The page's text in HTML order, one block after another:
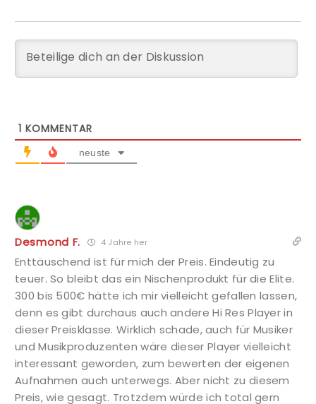
1 KOMMENTAR
neuste
Desmond F. 4 Jahre her
Enttäuschend ist für mich der Preis. Eindeutig zu
teuer. So bleibt das ein Nischenprodukt für die Elite.
300 bis 500€ hätte ich mir vielleicht gefallen lassen,
denn es gibt durchaus auch andere Hi Res Player in
dieser Preisklasse. Wirklich schade, auch für Musiker
und Musikproduzenten wäre dieser Player vielleicht
interessant geworden, zum bewerten der eigenen
Aufnahmen auch unterwegs. Aber nicht zu diesem
Preis, wie gesagt. Trotzdem würde ich total gern